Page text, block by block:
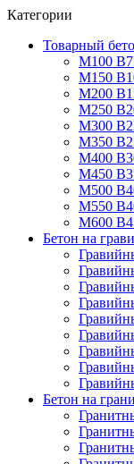
Категории
Товарный
М100
М150
М200
М250
М300
М350
М400
М450
М500
М550
М600
Бетон на
Бетон на